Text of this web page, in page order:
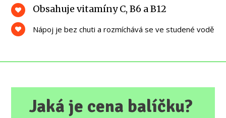
Obsahuje vitamíny C, B6 a B12
Nápoj je bez chuti a rozmíchává se ve studené vodě
Jaká je cena balíčku?